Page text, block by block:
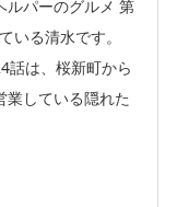
ルパーのグルメ 第
いる清水です。
話は、桜新町から
業している隠れた